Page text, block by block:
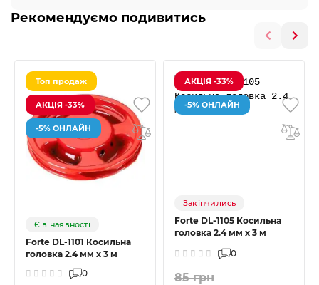
Рекомендуємо подивитись
Топ продаж
АКЦІЯ -33%
-5% ОНЛАЙН
Є в наявності
Forte DL-1101 Косильна
головка 2.4 мм х 3 м
0
АКЦІЯ -33%
-5% ОНЛАЙН
Закінчились
Forte DL-1105 Косильна
головка 2.4 мм х 3 м
0
85 грн